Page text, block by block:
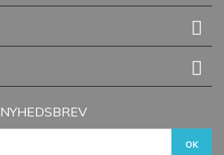


NYHEDSBREV